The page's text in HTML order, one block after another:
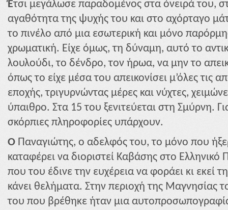
Έτσι μεγάλωσε παραδομένος στα όνειρά του,
αγαθότητα της ψυχής του και στο αχόρταγο
το πινέλο από μια εσωτερική και μόνο
χρωματική. Είχε όμως, τη δύναμη, αυτό το
λουλούδι, το δένδρο, τον ήρωα, να μην το
όπως το είχε μέσα του απεικονίσει μ’όλες τις
εποχής, τριγυρνώντας μέρες και νύχτες,
ύπαιθρο. Στα 15 του ξενιτεύεται στη Σμύρνη.
σκόρπιες πληροφορίες υπάρχουν.
Ο
Παναγιώτης, ο αδελφός του, το μόνο που
καταφέρει να διοριστεί Καβάσης στο Ελληνικό
που του έδινε την ευχέρεια να φοράει κι εκεί
κάνει θελήματα. Στην περιοχή της Μαγνησίας
του που βρέθηκε ήταν μια